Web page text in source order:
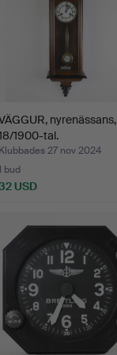
nyrenässans,
1900-tal.
27 nov 2024
bud
USD